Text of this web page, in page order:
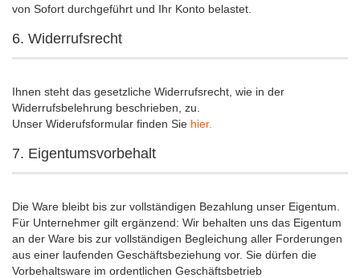
von Sofort durchgeführt und Ihr Konto belastet.
6. Widerrufsrecht
Ihnen steht das gesetzliche Widerrufsrecht, wie in der
Widerrufsbelehrung beschrieben, zu.
Unser Widerufsformular finden Sie hier.
7. Eigentumsvorbehalt
Die Ware bleibt bis zur vollständigen Bezahlung unser Eigentum.
Für Unternehmer gilt ergänzend: Wir behalten uns das Eigentum
an der Ware bis zur vollständigen Begleichung aller Forderungen
aus einer laufenden Geschäftsbeziehung vor. Sie dürfen die
Vorbehaltsware im ordentlichen Geschäftsbetrieb